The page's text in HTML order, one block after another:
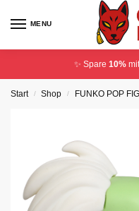
MENU
✨ Spare 10%
Start / Shop / FUNKO POP